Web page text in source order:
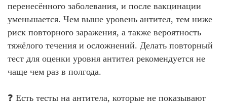
перенесённого заболевания, и после вакцинации
уменьшается. Чем выше уровень антител, тем ниже
риск повторного заражения, а также вероятность
тяжёлого течения и осложнений. Делать повторный
тест для оценки уровня антител рекомендуется не
чаще чем раз в полгода.
❓ Есть тесты на антитела, которые не показывают